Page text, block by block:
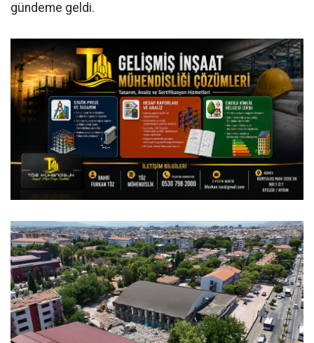
gündeme geldi.